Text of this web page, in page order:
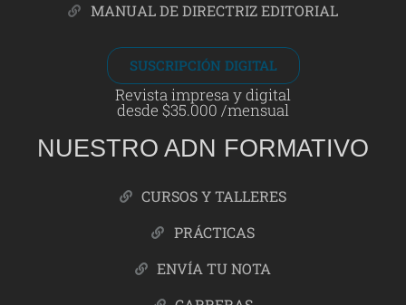
MANUAL DE DIRECTRIZ EDITORIAL
SUSCRIPCIÓN DIGITAL
Revista impresa y digital
desde $35.000 /mensual
NUESTRO ADN FORMATIVO
CURSOS Y TALLERES
PRÁCTICAS
ENVÍA TU NOTA